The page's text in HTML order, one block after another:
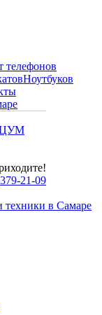
телефонов
Ноутбуков
379-21-09
техники в Самаре